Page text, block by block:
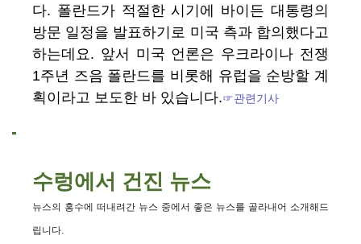
다. 폴란드가 적절한 시기에 바이든 대통령의
방문 일정을 발표하기로 미국 측과 합의했다고
하는데요. 앞서 미국 언론은 우크라이나 전쟁
1주년 즈음 폴란드를 비롯해 유럽을 순방할 계
획이라고 보도한 바 있습니다.☞관련기사
수렁에서 건진 뉴스
뉴스의 홍수에 떠내려간 뉴스 중에서 좋은 뉴스를 골라내어 소개해드
립니다.